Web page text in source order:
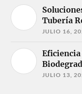
Tubería
JULIO 16,
JULIO 13,